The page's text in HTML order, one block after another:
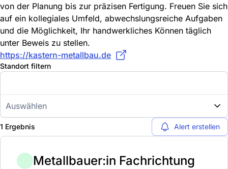
von der Planung bis zur präzisen Fertigung. Freuen Sie sich
auf ein kollegiales Umfeld, abwechslungsreiche Aufgaben
und die Möglichkeit, Ihr handwerkliches Können täglich
unter Beweis zu stellen.
https://kastern-metallbau.de
Standort filtern
Auswählen
1 Ergebnis Alert erstellen
Metallbauer:in Fachrichtung